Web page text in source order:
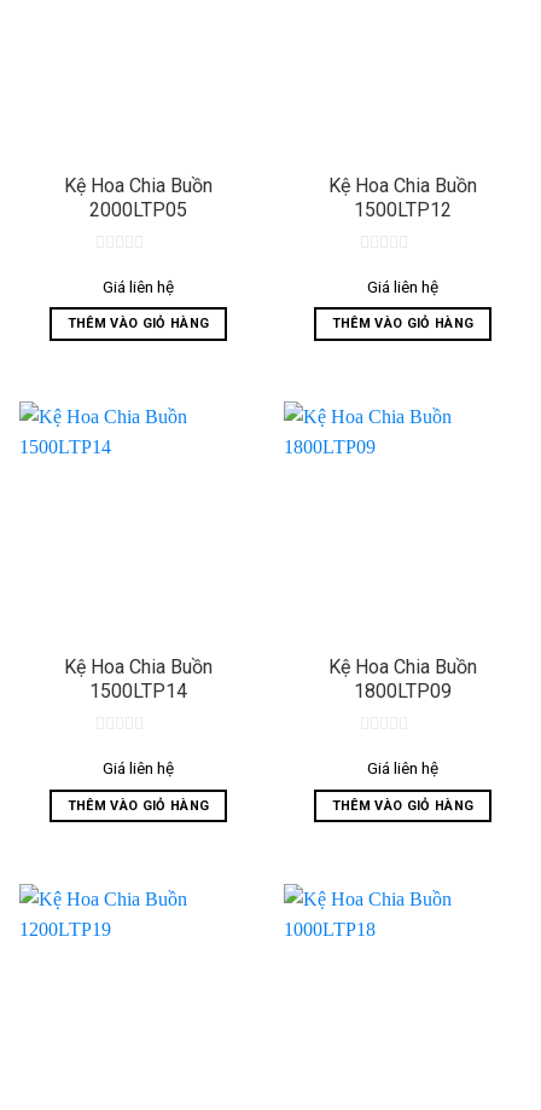
Kệ Hoa Chia Buồn
2000LTP05
out
5
Giá liên hệ
THÊM VÀO GIỎ HÀNG
Kệ Hoa Chia Buồn
1500LTP12
out
5
Giá liên hệ
THÊM VÀO GIỎ HÀNG
Kệ Hoa Chia Buồn
1500LTP14
out
5
Giá liên hệ
THÊM VÀO GIỎ HÀNG
Kệ Hoa Chia Buồn
1800LTP09
out
5
Giá liên hệ
THÊM VÀO GIỎ HÀNG